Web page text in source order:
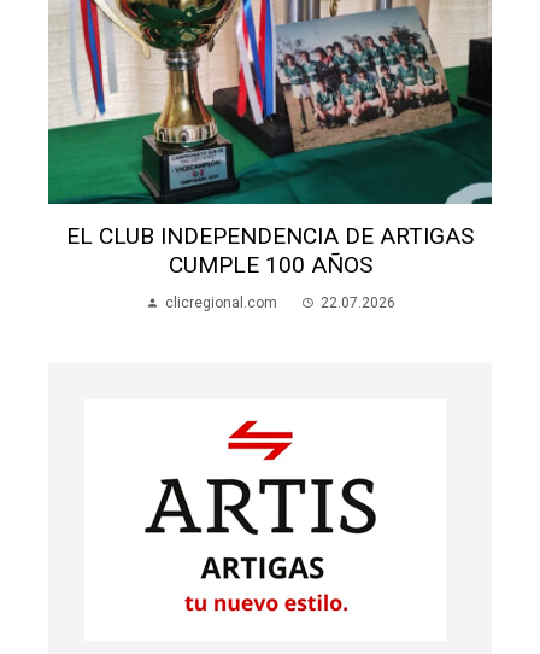
SALÓN SAN MIGUEL: AVANZAN OBRAS Y
BUSCAN FONDOS
clicregional.com 21.07.2026